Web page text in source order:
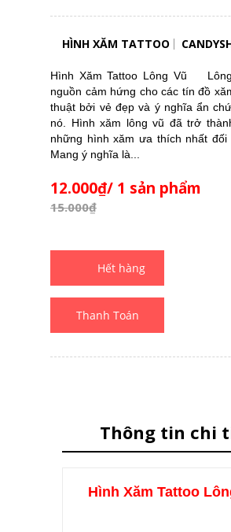
HÌNH XĂM TATTOO
Hình Xăm Tattoo Lông Vũ
nguồn cảm hứng cho các tín đồ
thuật bởi vẻ đẹp và ý nghĩa ẩn
nó. Hình xăm lông vũ đã trở
những hình xăm ưa thích nhất
Mang ý nghĩa là...
12.000₫/ 1 sản phẩm
15.000₫
Thanh Toán
Thông tin chi
Hình Xăm Tattoo